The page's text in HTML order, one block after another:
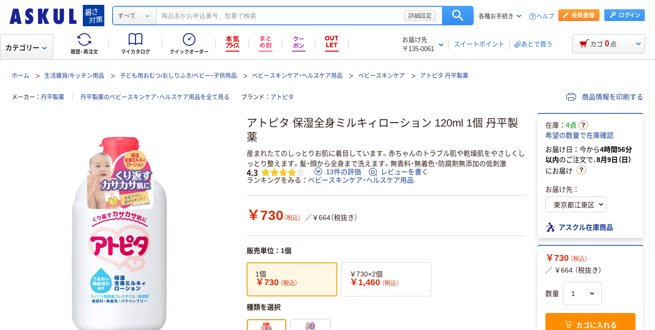
すべて 詳細設定 各種お手続き ヘルプ
履歴・再注文 マイカタログ クイックオーダー
お届け先
〒135-0061
スイートポイント あとで買う
カテゴリー カゴ 0 点
ホーム 生活雑貨/キッチン用品 子ども用おむつ/おしりふき/ベビー・子供用品 ベビースキンケア・ヘルスケア用品 ベビースキンケア アトピタ 丹平製薬
メーカー 丹平製薬 丹平製薬のベビースキンケア・ヘルスケア用品を全て見る ブランド アトピタ 商品情報を印刷する
アトピタ 保湿全身ミルキィローション 120ml 1個 丹平製
薬
産まれたてのしっとりお肌に着目しています。赤ちゃんのトラブル肌や乾燥肌をやさしくし
っとり整えます。髪・顔から全身まで洗えます。無香料・無着色・防腐剤無添加の低刺激
4.3 13件の評価
レビューを書く
ランキングをみる
ベビースキンケア・ヘルスケア用品
￥730 （税込） ／￥664（税抜き）
販売単位：1個
1個
￥730 （税込）
￥730×2個
￥1,460 （税込）
種類を選択
在庫： 4点
希望の数量で在庫確認
お届け日：今から4時間56分
以内のご注文で、8月9日（日）
にお届け
お届け先：
アスクル在庫商品
￥730 （税込）
／ ￥664 （税抜き）
数量
カゴに入れる